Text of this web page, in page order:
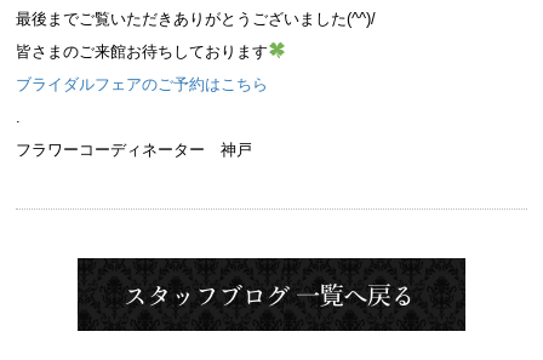
最後までご覧いただきありがとうございました(^^)/
皆さまのご来館お待ちしております
ブライダルフェアのご予約はこちら
.
フラワーコーディネーター 神戸